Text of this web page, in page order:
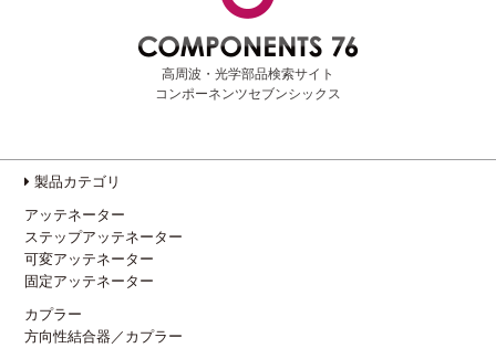
高周波・光学部品検索サイト
コンポーネンツセブンシックス
製品カテゴリ
アッテネーター
ステップアッテネーター
可変アッテネーター
固定アッテネーター
カプラー
方向性結合器／カプラー